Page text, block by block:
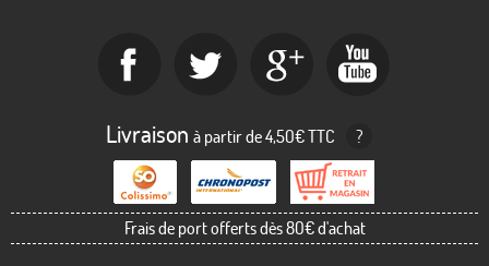
Livraison à partir de 4,50€ TTC ?
Frais de port offerts dès 80€ d'achat